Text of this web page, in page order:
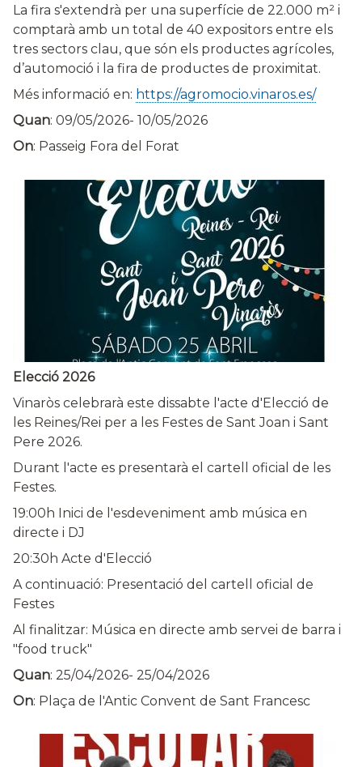
La fira s'extendrà per una superfície de 22.000 m² i
comptarà amb un total de 40 expositors entre els
tres sectors clau, que són els productes agrícoles,
d’automoció i la fira de productes de proximitat.
Més informació en: https://agromocio.vinaros.es/
Quan: 09/05/2026- 10/05/2026
On: Passeig Fora del Forat
Elecció 2026
Vinaròs celebrarà este dissabte l'acte d'Elecció de
les Reines/Rei per a les Festes de Sant Joan i Sant
Pere 2026.
Durant l'acte es presentarà el cartell oficial de les
Festes.
19:00h Inici de l'esdeveniment amb música en
directe i DJ
20:30h Acte d'Elecció
A continuació: Presentació del cartell oficial de
Festes
Al finalitzar: Música en directe amb servei de barra i
"food truck"
Quan: 25/04/2026- 25/04/2026
On: Plaça de l'Antic Convent de Sant Francesc